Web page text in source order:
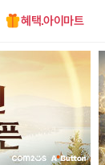
혜택.아이마트